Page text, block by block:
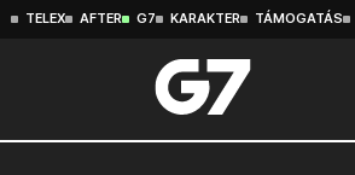
TELEX AFTER G7 KARAKTER TÁMOGATÁS